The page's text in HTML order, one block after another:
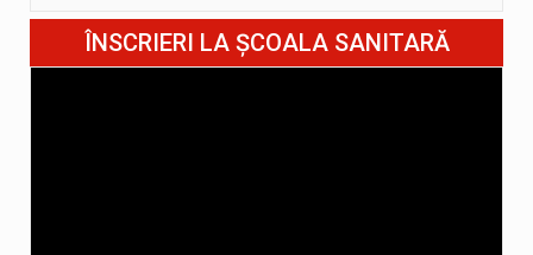
10 august
Luni 35° 20°
ÎNSCRIERI LA ȘCOALA SANITARĂ